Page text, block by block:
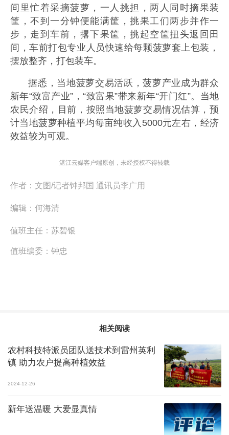
间里忙着采摘菠萝，一人挑担，两人同时摘果装
筐，不到一分钟便能满筐，挑果工们两步并作一
步，走到车前，撂下果筐，挑起空筐扭头返回田
间，车前打包专业人员快速给每颗菠萝套上包装，
摆放整齐，打包装车。
据悉，当地菠萝交易活跃，菠萝产业成为群众
新年“致富产业”，“致富果”带来新年“开门红”。当地
农民介绍，目前，按照当地菠萝交易情况估算，预
计当地菠萝种植平均每亩纯收入5000元左右，经济
效益较为可观。
湛江云媒客户端原创，未经授权不得转载
作者： 文图/记者钟邦国 通讯员李广用
编辑： 何海清
值班主任： 苏碧银
值班编委： 钟忠
相关阅读
农村科技特派员团队送技术到雷州英利
镇 助力农户提高种植效益
2024-12-26
新年送温暖 大爱显真情